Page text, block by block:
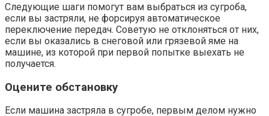
Следующие шаги помогут вам выбраться из сугроба,
если вы застряли, не форсируя автоматическое
переключение передач. Советую не отклоняться от них,
если вы оказались в снеговой или грязевой яме на
машине, из которой при первой попытке выехать не
получается.
Оцените обстановку
Если машина застряла в сугробе, первым делом нужно